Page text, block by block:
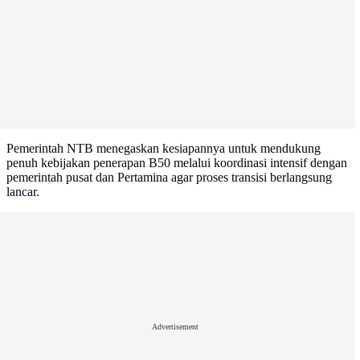
Pemerintah NTB menegaskan kesiapannya untuk mendukung
penuh kebijakan penerapan B50 melalui koordinasi intensif dengan
pemerintah pusat dan Pertamina agar proses transisi berlangsung
lancar.
Advertisement